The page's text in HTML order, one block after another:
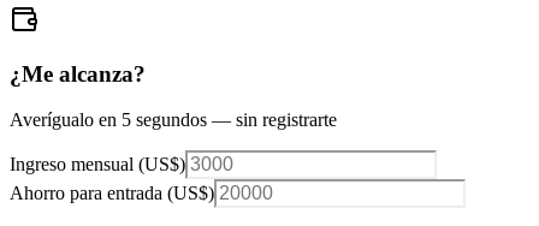
¿Me alcanza?
Averígualo en 5 segundos — sin registrarte
Ingreso mensual (US$)
Ahorro para entrada (US$)